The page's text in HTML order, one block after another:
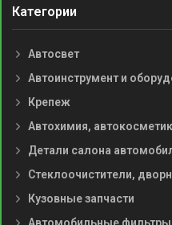
Категории
Автосвет
Автоинструмент и
Крепеж
Автохимия,
Детали салона
Стеклоочистители,
Кузовные запчасти